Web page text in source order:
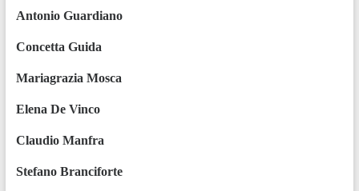
Antonio Guardiano
Concetta Guida
Mariagrazia Mosca
Elena De Vinco
Claudio Manfra
Stefano Branciforte